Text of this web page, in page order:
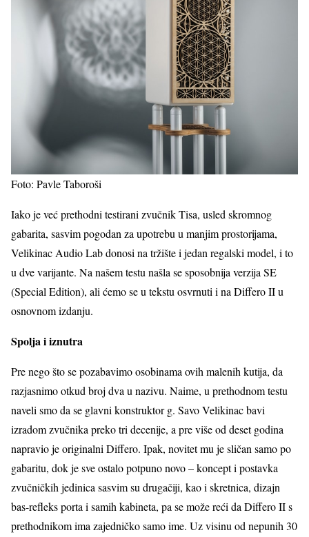
Foto: Pavle Taboroši
Iako je već prethodni testirani zvučnik Tisa, usled skromnog
gabarita, sasvim pogodan za upotrebu u manjim prostorijama,
Velikinac Audio Lab donosi na tržište i jedan regalski model, i to
u dve varijante. Na našem testu našla se sposobnija verzija SE
(Special Edition), ali ćemo se u tekstu osvrnuti i na Differo II u
osnovnom izdanju.
Spolja i iznutra
Pre nego što se pozabavimo osobinama ovih malenih kutija, da
razjasnimo otkud broj dva u nazivu. Naime, u prethodnom testu
naveli smo da se glavni konstruktor g. Savo Velikinac bavi
izradom zvučnika preko tri decenije, a pre više od deset godina
napravio je originalni Differo. Ipak, novitet mu je sličan samo po
gabaritu, dok je sve ostalo potpuno novo – koncept i postavka
zvučničkih jedinica sasvim su drugačiji, kao i skretnica, dizajn
bas-refleks porta i samih kabineta, pa se može reći da Differo II s
prethodnikom ima zajedničko samo ime. Uz visinu od nepunih 30